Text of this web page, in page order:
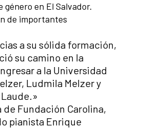
en El Salvador.
de importantes
a su sólida formación,
su camino en la
a la Universidad
Ludmila Melzer y
Fundación Carolina,
pianista Enrique